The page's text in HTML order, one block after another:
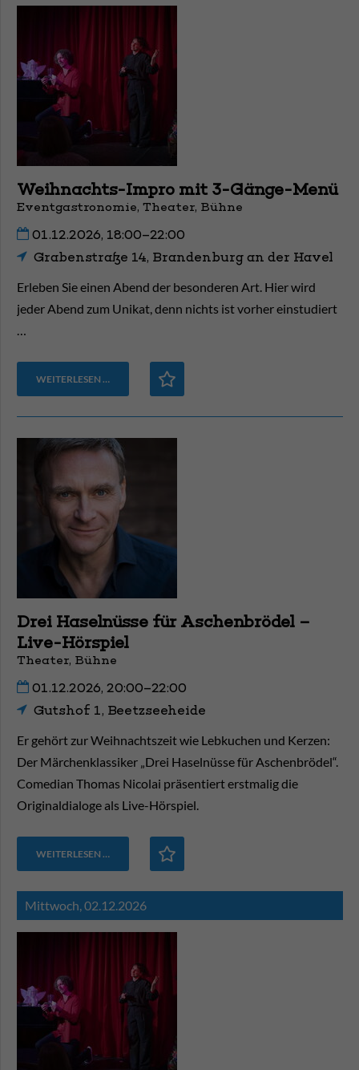
Weihnachts-Impro mit 3-Gänge-Menü
Eventgastronomie, Theater, Bühne
01.12.2026, 18:00–22:00
Grabenstraße 14, Brandenburg an der Havel
Erleben Sie einen Abend der besonderen Art. Hier wird
jeder Abend zum Unikat, denn nichts ist vorher einstudiert
…
WEITERLESEN …
Drei Haselnüsse für Aschenbrödel –
Live-Hörspiel
Theater, Bühne
01.12.2026, 20:00–22:00
Gutshof 1, Beetzseeheide
Er gehört zur Weihnachtszeit wie Lebkuchen und Kerzen:
Der Märchenklassiker „Drei Haselnüsse für Aschenbrödel“.
Comedian Thomas Nicolai präsentiert erstmalig die
Originaldialoge als Live-Hörspiel.
WEITERLESEN …
Mittwoch,02.12.2026